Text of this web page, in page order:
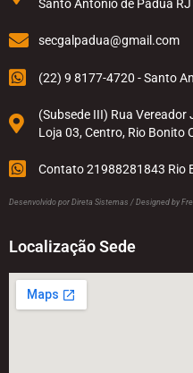
Santo Antônio de Pádua
secgalpadua@gmail.com
(22) 9 8177-4720 - Santo
(Subsede III) Rua
Loja 03, Centro, Rio Bonito
Contato 21988281843 Rio
Desenvolvido por Direta Sistemas / Designed by
Localização Sede